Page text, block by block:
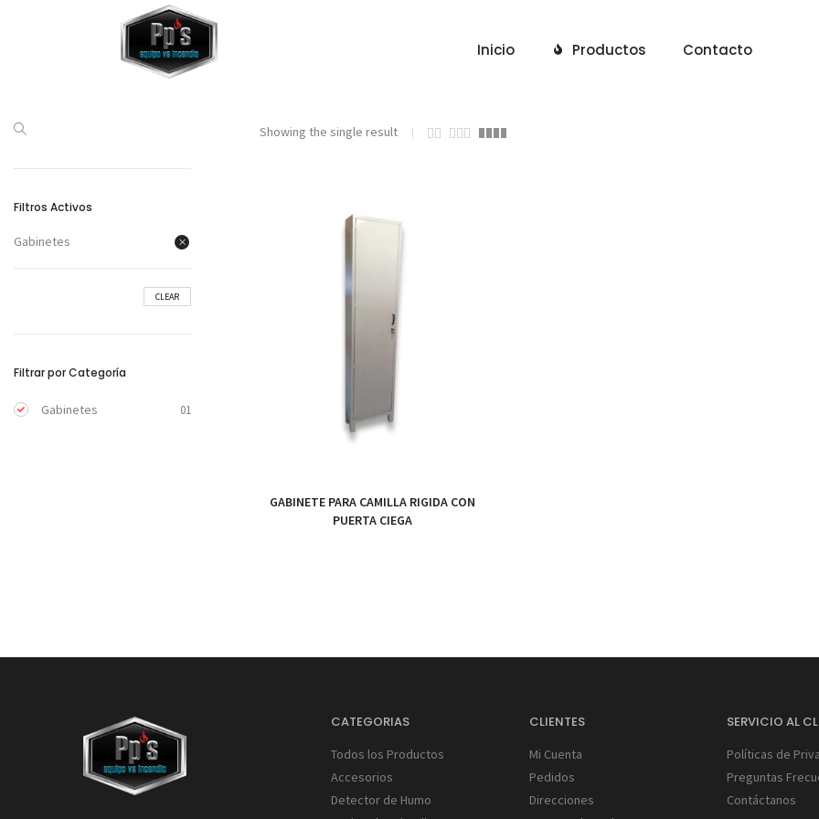
Inicio Productos Contacto
Showing the single result
GABINETE PARA CAMILLA RIGIDA CON
PUERTA CIEGA
Filtros Activos
Gabinetes
CLEAR
Filtrar por Categoría
Gabinetes 01
CATEGORIAS
Todos los Productos
Accesorios
Detector de Humo
CLIENTES
Mi Cuenta
Pedidos
Direcciones
SERVICIO AL
Políticas de
Preguntas
Contáctanos